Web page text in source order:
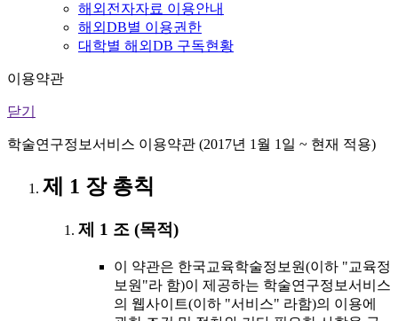
해외전자자료 이용안내
해외DB별 이용권한
대학별 해외DB 구독현황
이용약관
닫기
학술연구정보서비스 이용약관 (2017년 1월 1일 ~ 현재 적용)
제 1 장 총칙
제 1 조 (목적)
이 약관은 한국교육학술정보원(이하 "교육정
보원"라 함)이 제공하는 학술연구정보서비스
의 웹사이트(이하 "서비스" 라함)의 이용에